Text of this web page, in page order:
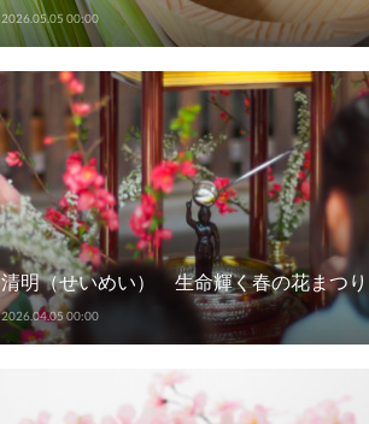
2026.05.05 00:00
清明（せいめい） 生命輝く春の花まつり
2026.04.05 00:00